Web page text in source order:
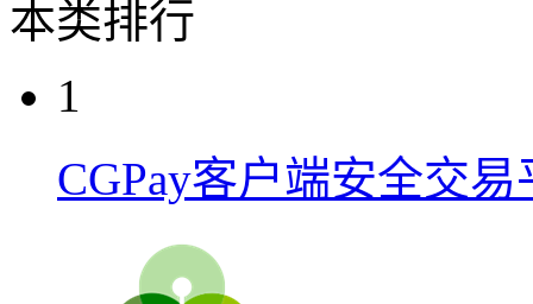
本类排行
1
CGPay客户端安全交易